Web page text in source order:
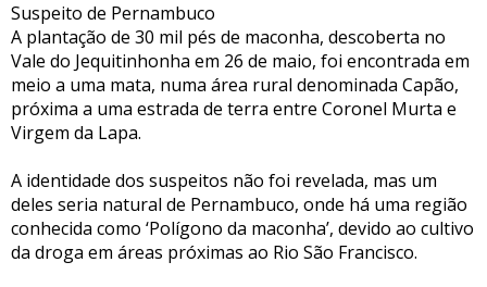
Suspeito de Pernambuco
A plantação de 30 mil pés de maconha, descoberta no
Vale do Jequitinhonha em 26 de maio, foi encontrada em
meio a uma mata, numa área rural denominada Capão,
próxima a uma estrada de terra entre Coronel Murta e
Virgem da Lapa.
A identidade dos suspeitos não foi revelada, mas um
deles seria natural de Pernambuco, onde há uma região
conhecida como ‘Polígono da maconha’, devido ao cultivo
da droga em áreas próximas ao Rio São Francisco.